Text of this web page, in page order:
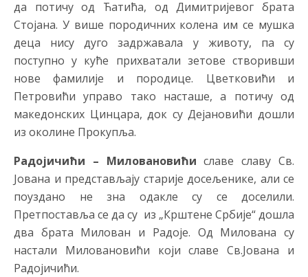
да потичу од Ћатића, од Димитријевог брата
Стојана. У више породичних колена им се мушка
деца нису дуго задржавала у животу, па су
поступно у куће прихватали зетове створивши
нове фамилије и породице. Цветковићи и
Петровићи управо тако насташе, а потичу од
македонских Цинцара, док су Дејановићи дошли
из околине Прокупља.
Радојичићи – Миловановићи славе славу Св.
Јована и представљају старије досељенике, али се
поуздано не зна одакле су се доселили.
Претпоставља се да су из „Крштене Србије“ дошла
два брата Милован и Радоје. Од Милована су
настали Миловановићи који славе Св.Јована и
Радојичићи.